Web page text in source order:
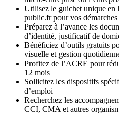
Utilisez le guichet unique en
public.fr pour vos
Préparez à l’avance les
d’identité, justificatif de
Bénéficiez d’outils gratuits
visuelle et gestion
Profitez de l’ACRE pour
12 mois
Sollicitez les dispositifs
d’emploi
Recherchez les
CCI, CMA et autres